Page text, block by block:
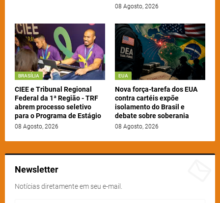
08 Agosto, 2026
BRASÍLIA
CIEE e Tribunal Regional
Federal da 1ª Região - TRF
abrem processo seletivo
para o Programa de Estágio
08 Agosto, 2026
EUA
Nova força-tarefa dos EUA
contra cartéis expõe
isolamento do Brasil e
debate sobre soberania
08 Agosto, 2026
Newsletter
Notícias diretamente em seu e-mail.